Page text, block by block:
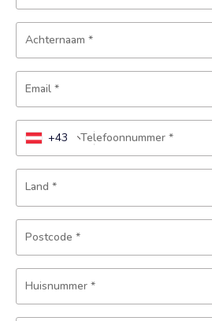
Achternaam *
Email *
Telefoonnummer *
+43
Land *
Postcode *
Huisnummer *